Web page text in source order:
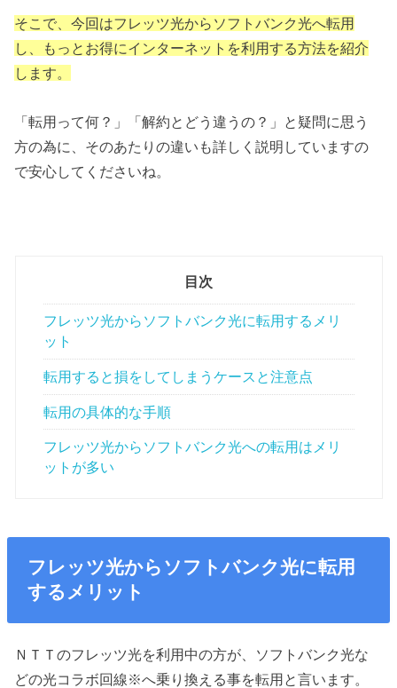
そこで、今回はフレッツ光からソフトバンク光へ転用
し、もっとお得にインターネットを利用する方法を紹介
します。
「転用って何？」「解約とどう違うの？」と疑問に思う
方の為に、そのあたりの違いも詳しく説明していますの
で安心してくださいね。
目次
フレッツ光からソフトバンク光に転用するメリ
ット
転用すると損をしてしまうケースと注意点
転用の具体的な手順
フレッツ光からソフトバンク光への転用はメリ
ットが多い
フレッツ光からソフトバンク光に転用
するメリット
ＮＴＴのフレッツ光を利用中の方が、ソフトバンク光な
どの光コラボ回線※へ乗り換える事を転用と言います。